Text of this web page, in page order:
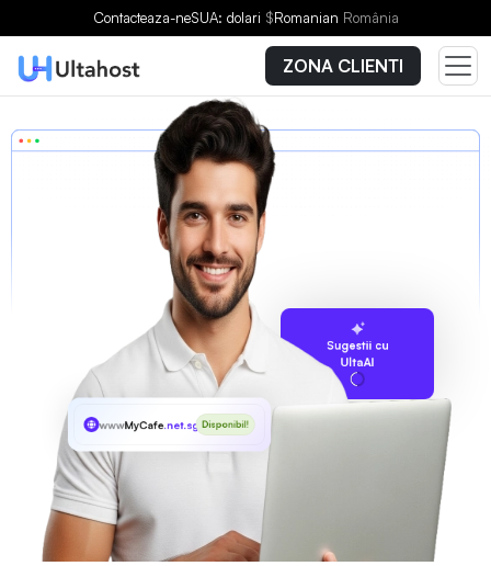
Contacteaza-neSUA: dolari $Romanian România
ZONA CLIENTI
Sugestii cu
UltaAI
wwwMyCafe.net.sg Disponibil!